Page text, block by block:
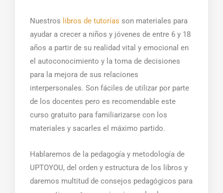
Nuestros libros de tutorías son materiales para
ayudar a crecer a niños y jóvenes de entre 6 y 18
años a partir de su realidad vital y emocional en
el autoconocimiento y la toma de decisiones
para la mejora de sus relaciones
interpersonales. Son fáciles de utilizar por parte
de los docentes pero es recomendable este
curso gratuito para familiarizarse con los
materiales y sacarles el máximo partido.
Hablaremos de la pedagogía y metodología de
UPTOYOU, del orden y estructura de los libros y
daremos multitud de consejos pedagógicos para